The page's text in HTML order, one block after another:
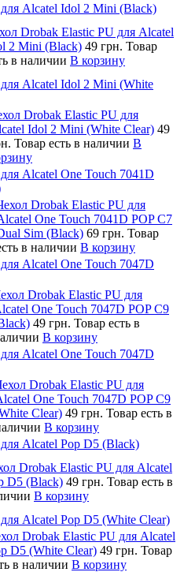
Alcatel Idol 2 Mini (Black)
Drobak Elastic PU для Alcatel
2 Mini (Black) 49 грн. Товар
в наличии В корзину
Alcatel Idol 2 Mini (White
Drobak Elastic PU для
Idol 2 Mini (White Clear) 49
Товар есть в наличии В
Alcatel One Touch 7041D
Drobak Elastic PU для
One Touch 7041D POP C7
Sim (Black) 69 грн. Товар
в наличии В корзину
Alcatel One Touch 7047D
Drobak Elastic PU для
One Touch 7047D POP C9
49 грн. Товар есть в
В корзину
Alcatel One Touch 7047D
Drobak Elastic PU для
One Touch 7047D POP C9
Clear) 49 грн. Товар есть в
В корзину
Alcatel Pop D5 (Black)
Drobak Elastic PU для Alcatel
D5 (Black) 49 грн. Товар есть в
В корзину
Alcatel Pop D5 (White Clear)
Drobak Elastic PU для Alcatel
D5 (White Clear) 49 грн. Товар
в наличии В корзину